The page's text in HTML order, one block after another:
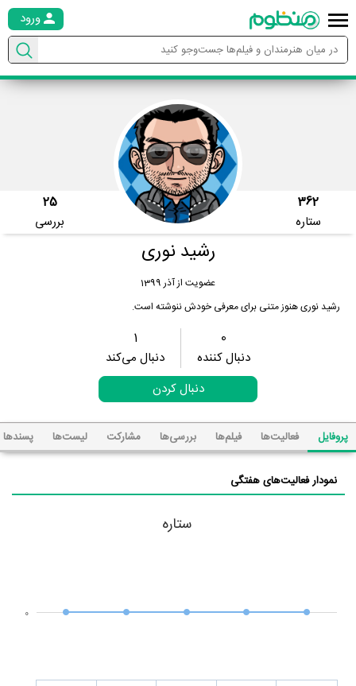
ورود
362
ستاره
25
بررسی
رشید نوری
عضویت از آذر 1399
رشید نوری هنوز متنی برای معرفی خودش ننوشته است.
0
دنبال کننده
1
دنبال می‌کند
دنبال کردن
پروفایل فعالیت‌ها فیلم‌ها بررسی‌ها مشارکت لیست‌ها پسند‌ها
نمودار فعالیت‌های هفتگی
0
ستاره